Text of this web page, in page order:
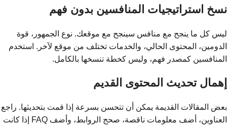
نسخ استراتيجيات المنافسين بدون فهم
ليس كل ما ينجح مع منافس سينجح مع موقعك. نوع الجمهور، قوة
الدومين، المحتوى الحالي، والخدمات تختلف من موقع لآخر. استخدم
المنافسين كمصدر فهم، وليس كخطة تنسخها بالكامل.
إهمال تحديث المحتوى القديم
بعض المقالات القديمة يمكن أن تتحسن بسرعة إذا قمت بتحديثها. راجع
العناوين، أضف معلومات ناقصة، صحح الروابط، وأضف FAQ إذا كانت